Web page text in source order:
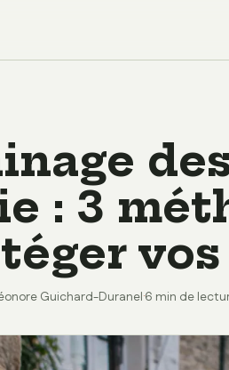
: 3
Guichard-Duranel·6 min de